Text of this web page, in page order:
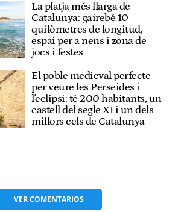
La platja més llarga de
Catalunya: gairebé 10
quilòmetres de longitud,
espai per a nens i zona de
jocs i festes
El poble medieval perfecte
per veure les Perseides i
l'eclipsi: té 200 habitants, un
castell del segle XI i un dels
millors cels de Catalunya
VERCOMENTARIOS